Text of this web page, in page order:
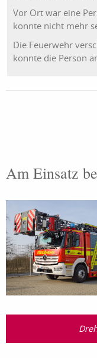
Vor Ort war eine
konnte nicht mehr
Die Feuerwehr
konnte die Person
Am Einsatz